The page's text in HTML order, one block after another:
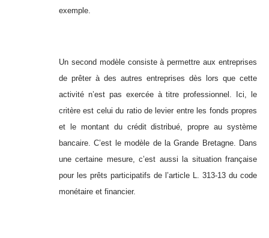
exemple.
Un second modèle consiste à permettre aux entreprises
de prêter à des autres entreprises dès lors que cette
activité n’est pas exercée à titre professionnel. Ici, le
critère est celui du ratio de levier entre les fonds propres
et le montant du crédit distribué, propre au système
bancaire. C’est le modèle de la Grande Bretagne. Dans
une certaine mesure, c’est aussi la situation française
pour les prêts participatifs de l’article L. 313-13 du code
monétaire et financier.